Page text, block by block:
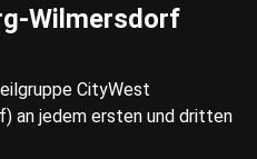
Wilmersdorf
CityWest
an jedem ersten und dritten